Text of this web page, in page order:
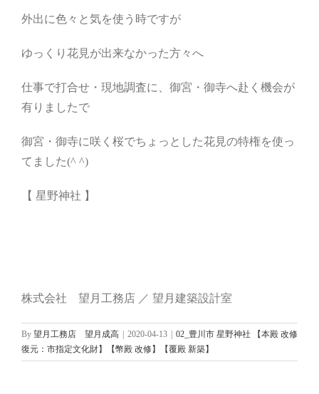
外出に色々と気を使う時ですが
ゆっくり花見が出来なかった方々へ
仕事で打合せ・現地調査に、御宮・御寺へ赴く機会が
有りましたで
御宮・御寺に咲く桜でちょっとした花見の特権を使っ
てました(^ ^)
【 星野神社 】
株式会社 望月工務店 ／ 望月建築設計室
By 望月工務店 望月成高 2020-04-13
02_豊川市 星野神社 【本殿 改修
復元：市指定文化財】【幣殿 改修】【覆殿 新築】